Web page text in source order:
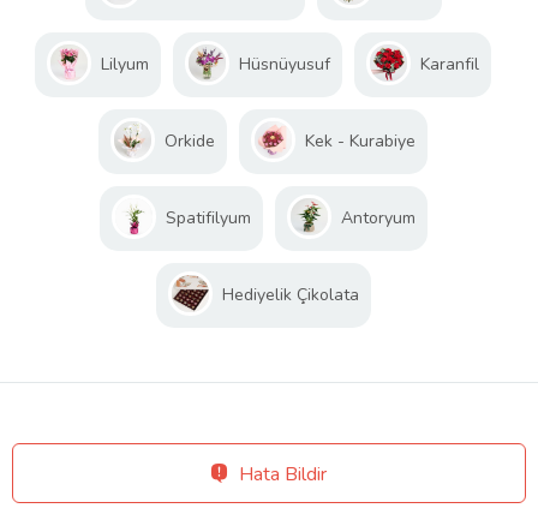
Lilyum Hüsnüyusuf Karanfil
Orkide Kek - Kurabiye
Spatifilyum Antoryum
Hediyelik Çikolata
Hata Bildir